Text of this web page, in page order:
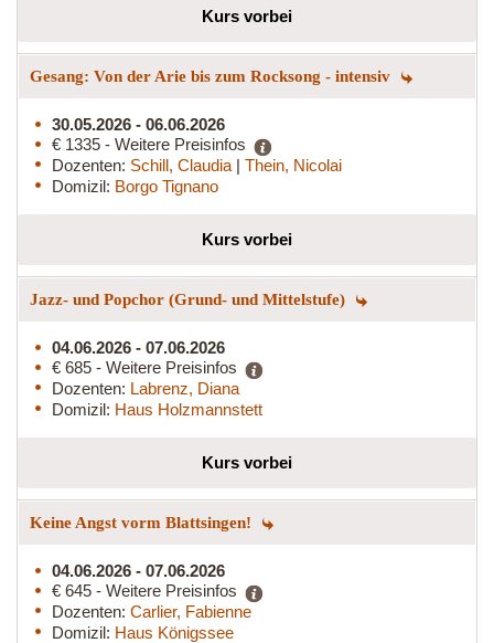
Kurs vorbei
Gesang: Von der Arie bis zum Rocksong - intensiv
30.05.2026 - 06.06.2026
€ 1335 - Weitere Preisinfos
Dozenten: Schill, Claudia | Thein, Nicolai
Domizil: Borgo Tignano
Kurs vorbei
Jazz- und Popchor (Grund- und Mittelstufe)
04.06.2026 - 07.06.2026
€ 685 - Weitere Preisinfos
Dozenten: Labrenz, Diana
Domizil: Haus Holzmannstett
Kurs vorbei
Keine Angst vorm Blattsingen!
04.06.2026 - 07.06.2026
€ 645 - Weitere Preisinfos
Dozenten: Carlier, Fabienne
Domizil: Haus Königssee